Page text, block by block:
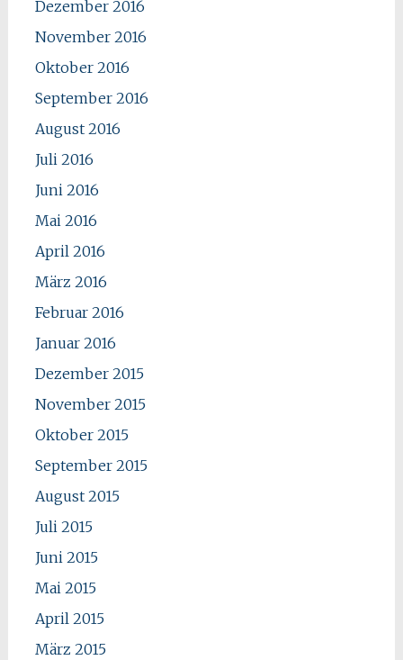
Dezember 2016
November 2016
Oktober 2016
September 2016
August 2016
Juli 2016
Juni 2016
Mai 2016
April 2016
März 2016
Februar 2016
Januar 2016
Dezember 2015
November 2015
Oktober 2015
September 2015
August 2015
Juli 2015
Juni 2015
Mai 2015
April 2015
März 2015